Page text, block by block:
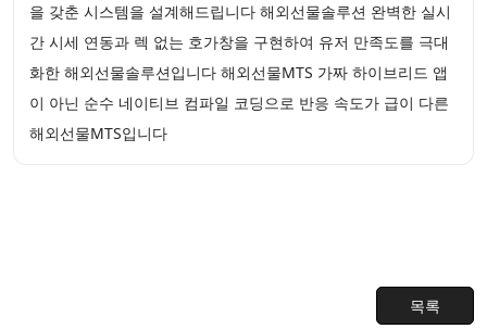
을 갖춘 시스템을 설계해드립니다 해외선물솔루션 완벽한 실시
간 시세 연동과 렉 없는 호가창을 구현하여 유저 만족도를 극대
화한 해외선물솔루션입니다 해외선물MTS 가짜 하이브리드 앱
이 아닌 순수 네이티브 컴파일 코딩으로 반응 속도가 급이 다른
해외선물MTS입니다
목록